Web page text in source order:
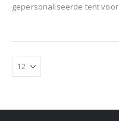
gepersonaliseerde tent voor
UPPE kent een zeer diverse
toepassing